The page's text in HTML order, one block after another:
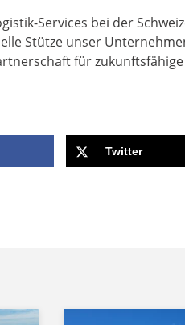
Services bei der
Stütze unser
für zukunftsfähige
Twitter